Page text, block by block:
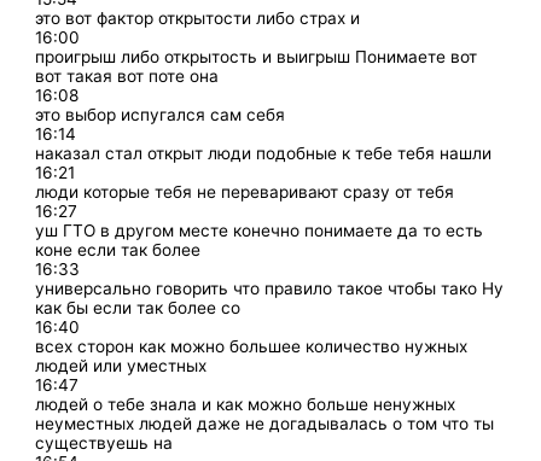
это вот фактор открытости либо страх и
16:00
проигрыш либо открытость и выигрыш Понимаете вот
вот такая вот поте она
16:08
это выбор испугался сам себя
16:14
наказал стал открыт люди подобные к тебе тебя нашли
16:21
люди которые тебя не переваривают сразу от тебя
16:27
уш ГТО в другом месте конечно понимаете да то есть
коне если так более
16:33
универсально говорить что правило такое чтобы тако Ну
как бы если так более со
16:40
всех сторон как можно большее количество нужных
людей или уместных
16:47
людей о тебе знала и как можно больше ненужных
неуместных людей даже не догадывалась о том что ты
существуешь на